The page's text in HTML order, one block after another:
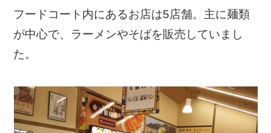
フードコート内にあるお店は5店舗。主に麺類
が中心で、ラーメンやそばを販売していまし
た。